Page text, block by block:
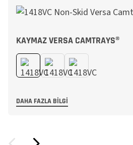
KAYMAZ VERSA CAMTRAYS®
DAHA FAZLA BILGI